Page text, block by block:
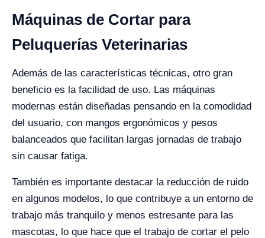
Máquinas de Cortar para
Peluquerías Veterinarias
Además de las características técnicas, otro gran
beneficio es la facilidad de uso. Las máquinas
modernas están diseñadas pensando en la comodidad
del usuario, con mangos ergonómicos y pesos
balanceados que facilitan largas jornadas de trabajo
sin causar fatiga.
También es importante destacar la reducción de ruido
en algunos modelos, lo que contribuye a un entorno de
trabajo más tranquilo y menos estresante para las
mascotas, lo que hace que el trabajo de cortar el pelo